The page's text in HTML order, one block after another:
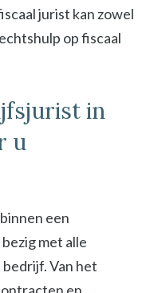
jurist kan zowel
op fiscaal
in
u
een
met alle
Van het